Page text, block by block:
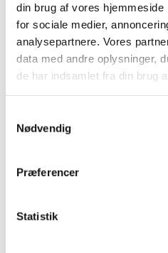
din brug af vores
for sociale medier,
analysepartnere. Vores
data med andre oplysninger,
de har indsamlet fra din brug
Nødvendig
Præferencer
Statistik
Du vil